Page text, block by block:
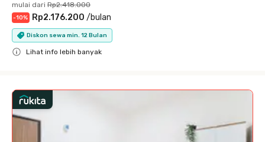
mulai dari Rp2.418.000
-10% Rp2.176.200 /bulan
Diskon sewa min. 12 Bulan
Lihat info lebih banyak